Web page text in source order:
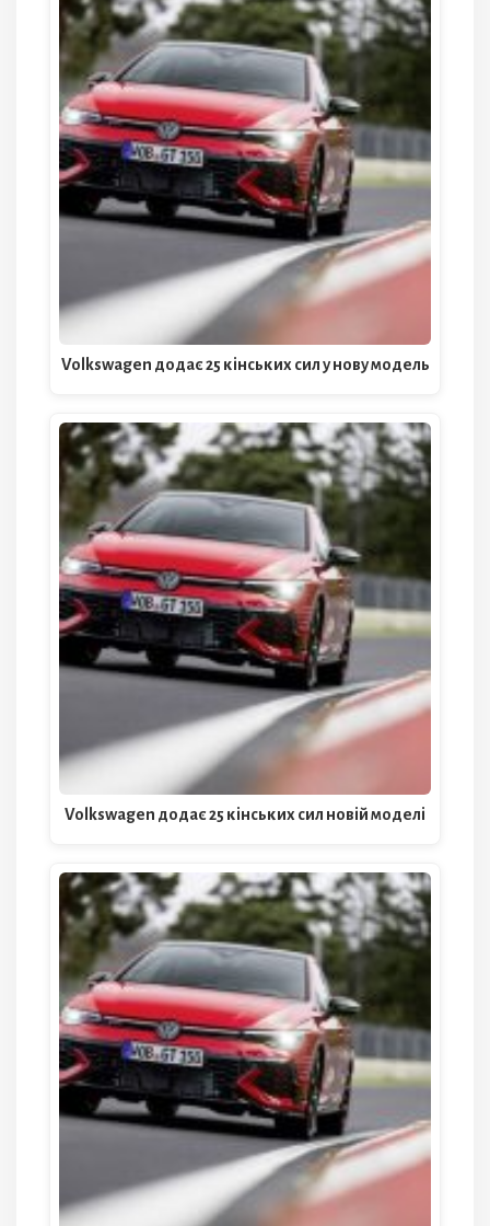
Volkswagen додає 25 кінських сил у нову модель
Volkswagen додає 25 кінських сил новій моделі